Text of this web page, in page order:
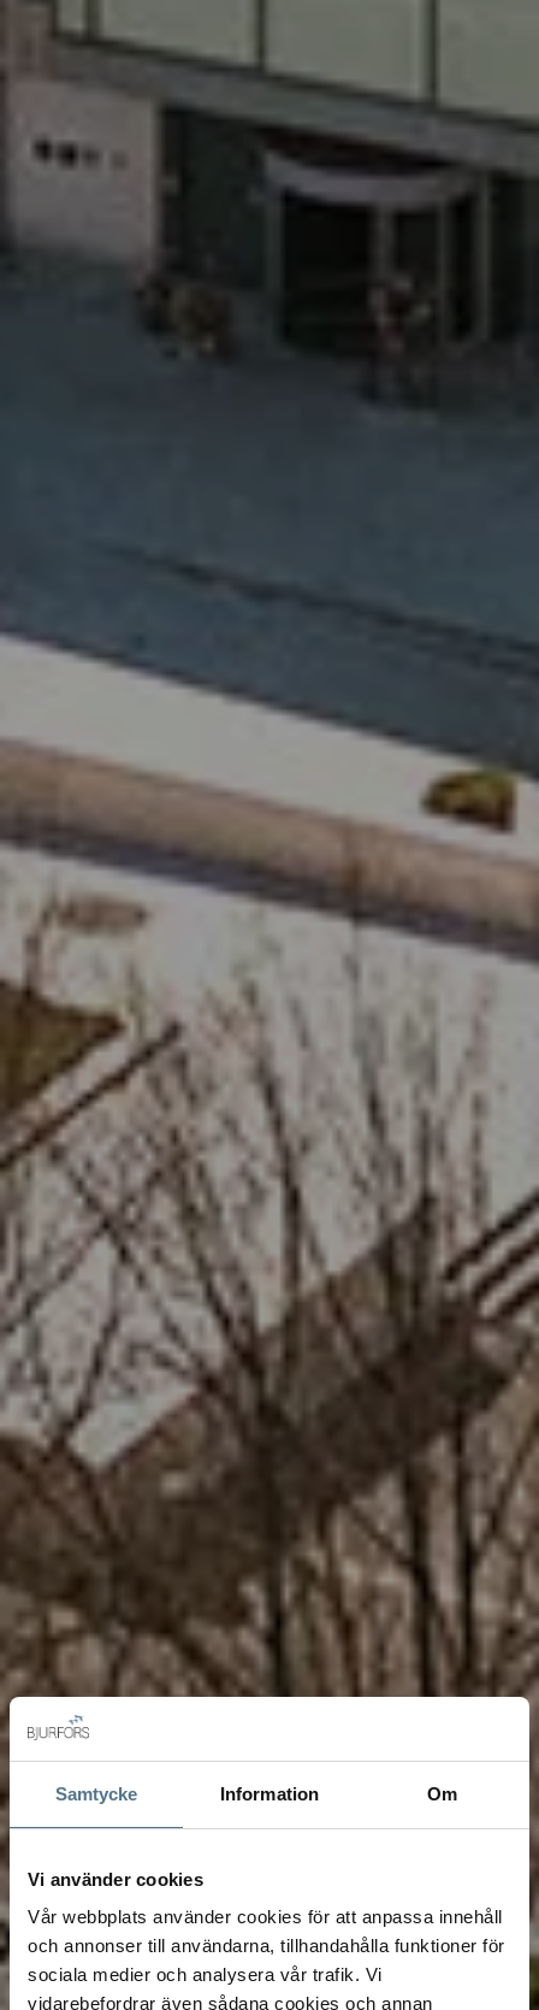
Samtycke Information Om
Vi använder cookies
Vår webbplats använder cookies för att anpassa innehåll
och annonser till användarna, tillhandahålla funktioner för
sociala medier och analysera vår trafik. Vi
vidarebefordrar även sådana cookies och annan